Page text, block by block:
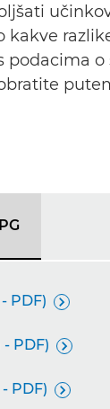
podacima
PDF) 
PDF) 
PDF) 